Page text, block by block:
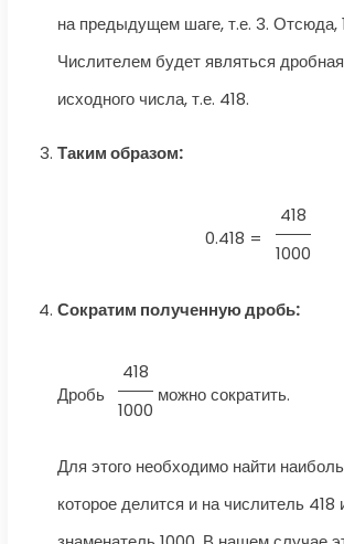
на предыдущем шаге, т.е. 3. Отсюда,
Числителем будет являться
исходного числа, т.е. 418.
Таким образом:
0.418 =
418
1000
Сократим полученную дробь:
Дробь
418
1000
можно сократить.
Для этого необходимо найти
которое делится и на числитель 418